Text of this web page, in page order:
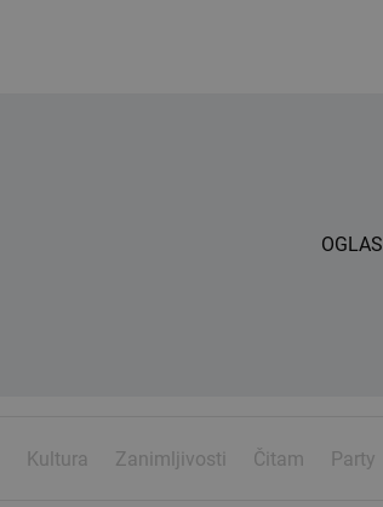
OGLAS
Kultura Zanimljivosti Čitam Party